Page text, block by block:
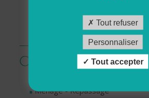
Jeudi : De 8h30 à 12h30
Vendredi : De 8h30 à 12h30
Services proposés par cette
Ménage - Repassage
Tout refuser
Personnaliser
Tout accepter